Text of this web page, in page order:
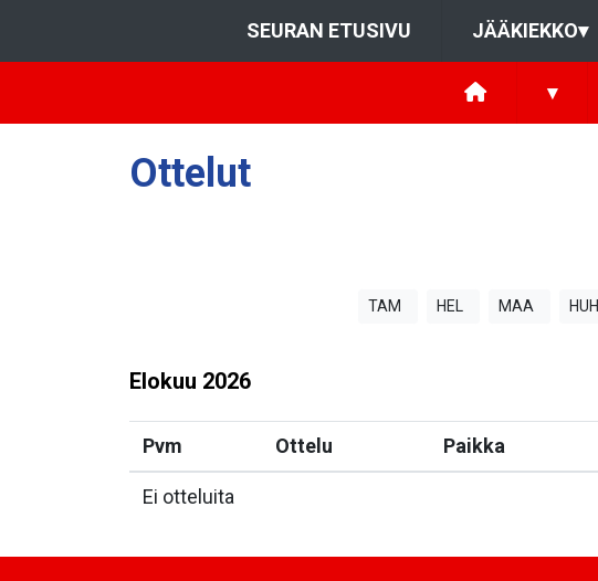
SEURAN ETUSIVU JÄÄKIEKKO▾
▾
Ottelut
TAM HEL MAA HUH
Elokuu 2026
Pvm Ottelu Paikka
Ei otteluita